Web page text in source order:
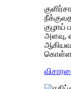
குழாய்
அளவு,